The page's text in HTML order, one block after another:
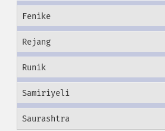
Fenike
Rejang
Runik
Samiriyeli
Saurashtra